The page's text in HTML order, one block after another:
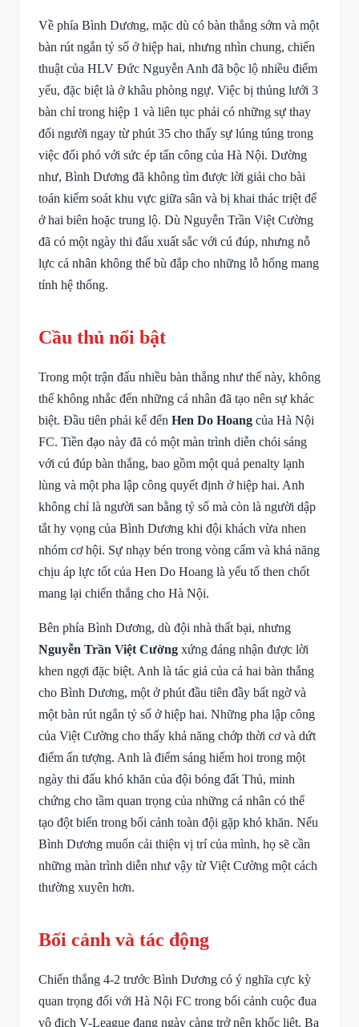
Về phía Bình Dương, mặc dù có bàn thắng sớm và một
bàn rút ngắn tỷ số ở hiệp hai, nhưng nhìn chung, chiến
thuật của HLV Đức Nguyễn Anh đã bộc lộ nhiều điểm
yếu, đặc biệt là ở khâu phòng ngự. Việc bị thủng lưới 3
bàn chỉ trong hiệp 1 và liên tục phải có những sự thay
đổi người ngay từ phút 35 cho thấy sự lúng túng trong
việc đối phó với sức ép tấn công của Hà Nội. Dường
như, Bình Dương đã không tìm được lời giải cho bài
toán kiểm soát khu vực giữa sân và bị khai thác triệt để
ở hai biên hoặc trung lộ. Dù Nguyễn Trần Việt Cường
đã có một ngày thi đấu xuất sắc với cú đúp, nhưng nỗ
lực cá nhân không thể bù đắp cho những lỗ hổng mang
tính hệ thống.
Cầu thủ nổi bật
Trong một trận đấu nhiều bàn thắng như thế này, không
thể không nhắc đến những cá nhân đã tạo nên sự khác
biệt. Đầu tiên phải kể đến Hen Do Hoang của Hà Nội
FC. Tiền đạo này đã có một màn trình diễn chói sáng
với cú đúp bàn thắng, bao gồm một quả penalty lạnh
lùng và một pha lập công quyết định ở hiệp hai. Anh
không chỉ là người san bằng tỷ số mà còn là người dập
tắt hy vọng của Bình Dương khi đội khách vừa nhen
nhóm cơ hội. Sự nhạy bén trong vòng cấm và khả năng
chịu áp lực tốt của Hen Do Hoang là yếu tố then chốt
mang lại chiến thắng cho Hà Nội.
Bên phía Bình Dương, dù đội nhà thất bại, nhưng
Nguyễn Trần Việt Cường xứng đáng nhận được lời
khen ngợi đặc biệt. Anh là tác giả của cả hai bàn thắng
cho Bình Dương, một ở phút đầu tiên đầy bất ngờ và
một bàn rút ngắn tỷ số ở hiệp hai. Những pha lập công
của Việt Cường cho thấy khả năng chớp thời cơ và dứt
điểm ấn tượng. Anh là điểm sáng hiếm hoi trong một
ngày thi đấu khó khăn của đội bóng đất Thủ, minh
chứng cho tầm quan trọng của những cá nhân có thể
tạo đột biến trong bối cảnh toàn đội gặp khó khăn. Nếu
Bình Dương muốn cải thiện vị trí của mình, họ sẽ cần
những màn trình diễn như vậy từ Việt Cường một cách
thường xuyên hơn.
Bối cảnh và tác động
Chiến thắng 4-2 trước Bình Dương có ý nghĩa cực kỳ
quan trọng đối với Hà Nội FC trong bối cảnh cuộc đua
vô địch V-League đang ngày càng trở nên khốc liệt. Ba